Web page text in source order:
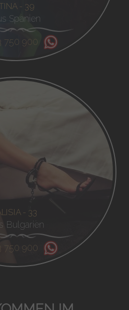
- 39
Spanien
750 900
- 33
Bulgarien
750 900